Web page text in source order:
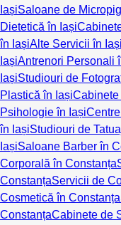
IașiSaloane de
Dietetică în Iași
în IașiAlte Servicii în Iași
IașiAntrenori Personali
IașiStudiouri de
Plastică în Iași
Psihologie în Iași
în IașiStudiouri de
IașiSaloane Barber în
Corporală în Constanța
ConstanțaServicii de
Cosmetică în Constanța
ConstanțaCabinete de